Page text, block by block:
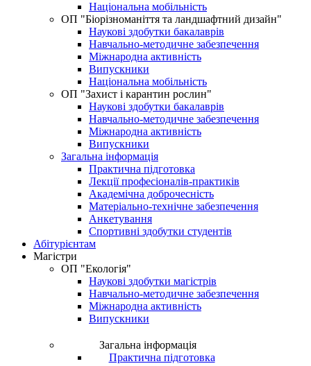
Національна мобільність
ОП "Біорізноманіття та ландшафтний дизайн"
Наукові здобутки бакалаврів
Навчально-методичне забезпечення
Міжнародна активність
Випускники
Національна мобільність
OП "Захист і карантин рослин"
Наукові здобутки бакалаврів
Навчально-методичне забезпечення
Міжнародна активність
Випускники
Загальна інформація
Практична підготовка
Лекції професіоналів-практиків
Академічна доброчесність
Матеріально-технічне забезпечення
Анкетування
Спортивні здобутки студентів
Абітурієнтам
Магістри
ОП "Екологія"
Наукові здобутки магістрів
Навчально-методичне забезпечення
Міжнародна активність
Випускники
Загальна інформація
Практична підготовка